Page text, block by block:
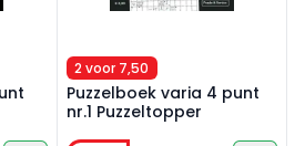
2 voor 7,50
Puzzelboek varia 4 punt
nr.1 Puzzeltopper